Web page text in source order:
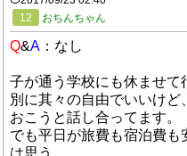
12
おちんちゃん
Q&A ：なし
子が通う学校にも休ませて
別に其々の自由でいいけ
おこうと話し合ってます。
でも平日が旅費も宿泊費も
は思う。